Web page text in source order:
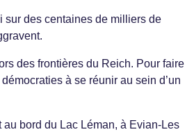
sur des centaines de milliers de
des frontières du Reich. Pour faire
à se réunir au sein d’un
bord du Lac Léman, à Evian-Les